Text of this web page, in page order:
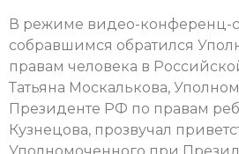
В режиме видео-конференц-
собравшимся обратился
правам человека в
Татьяна Москалькова,
Президенте РФ по правам
Кузнецова, прозвучал